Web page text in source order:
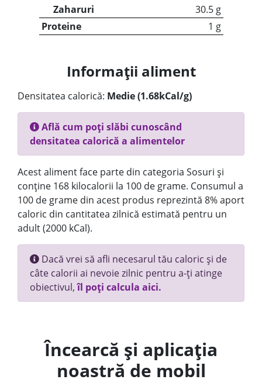
Zaharuri
30.5 g
Proteine
1 g
Informații aliment
Densitatea calorică: Medie (1.68kCal/g)
Află cum poți slăbi cunoscând
densitatea calorică a alimentelor
Acest aliment face parte din categoria Sosuri și
conține 168 kilocalorii la 100 de grame. Consumul a
100 de grame din acest produs reprezintă 8% aport
caloric din cantitatea zilnică estimată pentru un
adult (2000 kCal).
Dacă vrei să afli necesarul tău caloric și de
câte calorii ai nevoie zilnic pentru a-ți atinge
obiectivul,îl poți calcula aici.
Încearcă și aplicația
noastră de mobil